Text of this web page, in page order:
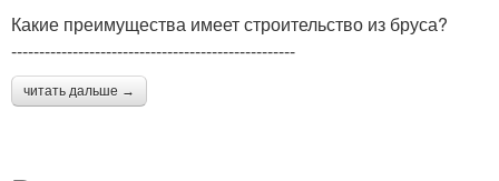
Какие преимущества имеет строительство из бруса?
---------------------------------------------------
читать дальше →